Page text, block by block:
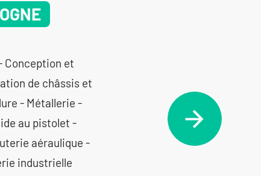
Conception et
de châssis et
- Métallerie -
au pistolet -
aéraulique -
industrielle